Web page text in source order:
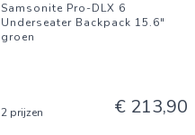
Samsonite Pro-DLX 6
Underseater Backpack 15.6"
groen
2 prijzen € 213,90